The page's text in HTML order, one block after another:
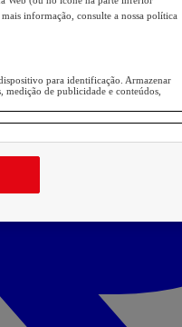
mais informação, consulte a nossa política
para identificação. Armazenar
de publicidade e conteúdos,